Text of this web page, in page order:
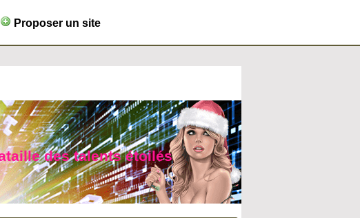
Proposer un site
des talents étoilés